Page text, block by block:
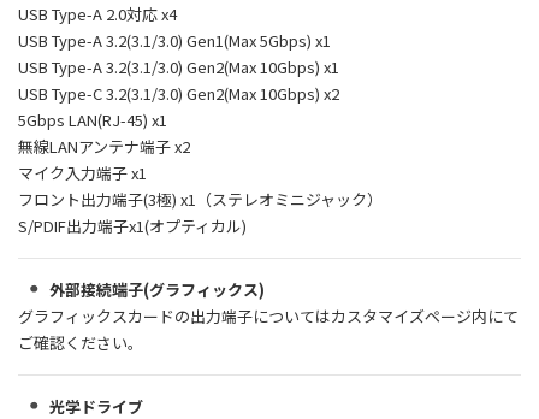
USB Type-A 2.0対応 x4
USB Type-A 3.2(3.1/3.0) Gen1(Max 5Gbps) x1
USB Type-A 3.2(3.1/3.0) Gen2(Max 10Gbps) x1
USB Type-C 3.2(3.1/3.0) Gen2(Max 10Gbps) x2
5Gbps LAN(RJ-45) x1
無線LANアンテナ端子 x2
マイク入力端子 x1
フロント出力端子(3極) x1（ステレオミニジャック）
S/PDIF出力端子x1(オプティカル)
外部接続端子(グラフィックス)
グラフィックスカードの出力端子についてはカスタマイズページ内にて
ご確認ください。
光学ドライブ